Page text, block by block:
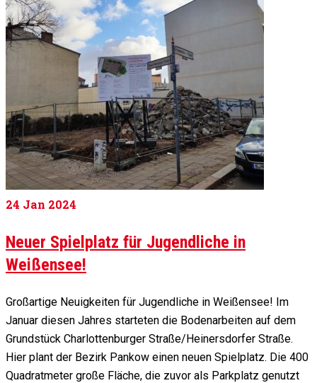
24 Jan 2024
Neuer Spielplatz für Jugendliche in
Weißensee!
Großartige Neuigkeiten für Jugendliche in Weißensee! Im
Januar diesen Jahres starteten die Bodenarbeiten auf dem
Grundstück Charlottenburger Straße/Heinersdorfer Straße.
Hier plant der Bezirk Pankow einen neuen Spielplatz. Die 400
Quadratmeter große Fläche, die zuvor als Parkplatz genutzt